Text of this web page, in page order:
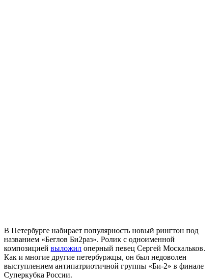
В Петербурге набирает популярность новый рингтон под
названием «Беглов Би2раз». Ролик с одноименной
композицией выложил оперный певец Сергей Москальков.
Как и многие другие петербуржцы, он был недоволен
выступлением антипатриотичной группы «Би-2» в финале
Суперкубка России.